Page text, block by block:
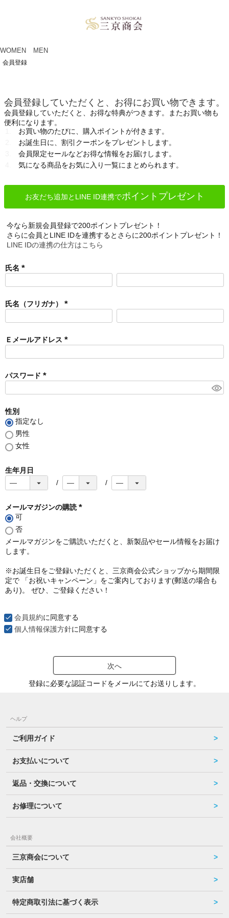
WOMEN MEN
会員登録
会員登録していただくと、お得にお買い物できます。
会員登録していただくと、お得な特典がつきます。またお買い物も
便利になります。
お買い物のたびに、購入ポイントが付きます。
お誕生日に、割引クーポンをプレゼントします。
会員限定セールなどお得な情報をお届けします。
気になる商品をお気に入り一覧にまとめられます。
お友だち追加とLINE ID連携でポイントプレゼント
今なら新規会員登録で200ポイントプレゼント！
さらに会員とLINE IDを連携するとさらに200ポイントプレゼント！
LINE IDの連携の仕方はこちら
氏名
必
氏名（フリガナ）
必
Ｅメールアドレス
必
パスワード
必
性別
指定なし
男性
女性
生年月日
メールマガジンの購読
須
)
可
否
メールマガジンをご購読いただくと、新製品やセール情報をお届け
します。
※お誕生日をご登録いただくと、三京商会公式ショップから期間限
定で 「お祝いキャンペーン」をご案内しております(郵送の場合も
あり)。 ぜひ、ご登録ください！
会員規約に同意する
個人情報保護方針に同意する
次へ
登録に必要な認証コードをメールにてお送りします。
ヘルプ
ご利用ガイド
お支払いについて
返品・交換について
お修理について
会社概要
三京商会について
実店舗
特定商取引法に基づく表示